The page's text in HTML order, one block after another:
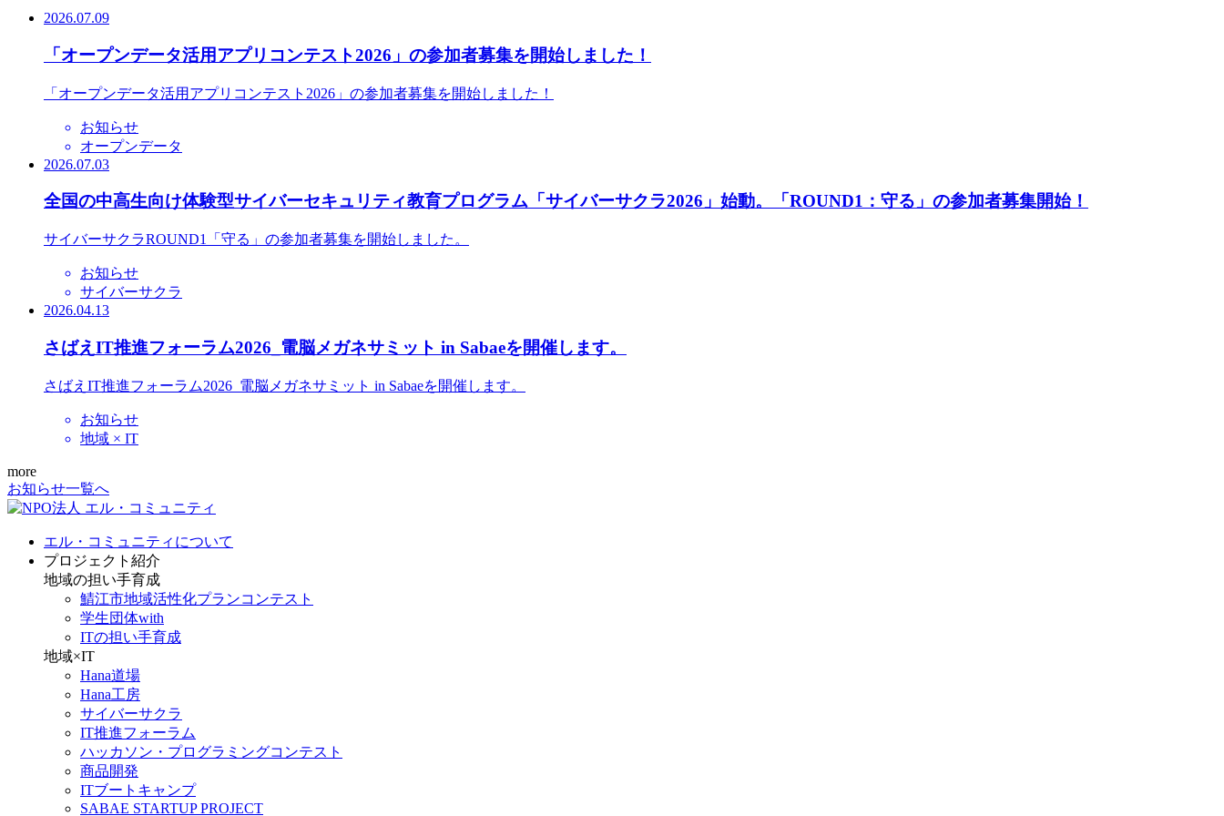
2026.07.09
「オープンデータ活用アプリコンテスト2026」の参加者募集を開始しました！
「オープンデータ活用アプリコンテスト2026」の参加者募集を開始しました！
お知らせ
オープンデータ
2026.07.03
全国の中高生向け体験型サイバーセキュリティ教育プログラム「サイバーサクラ2026」始動。「ROUND1：守る」の参加者募集開始！
サイバーサクラROUND1「守る」の参加者募集を開始しました。
お知らせ
サイバーサクラ
2026.04.13
さばえIT推進フォーラム2026_電脳メガネサミット in Sabaeを開催します。
さばえIT推進フォーラム2026_電脳メガネサミット in Sabaeを開催します。
お知らせ
地域 × IT
more
お知らせ一覧へ
エル・コミュニティについて
プロジェクト紹介
地域の担い手育成
鯖江市地域活性化プランコンテスト
学生団体with
ITの担い手育成
地域×IT
Hana道場
Hana工房
サイバーサクラ
IT推進フォーラム
ハッカソン・プログラミングコンテスト
商品開発
ITブートキャンプ
SABAE STARTUP PROJECT